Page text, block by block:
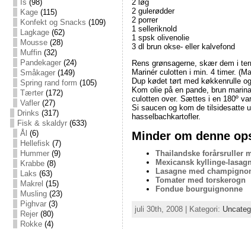
Is (98)
Kage(115)
Konfekt og Snacks (109)
Lagkage(62)
Mousse(28)
Muffin(32)
Pandekager(24)
Småkager(149)
Spring rand form (105)
Tærter(172)
Vafler(27)
Drinks (317)
Fisk & skaldyr(633)
Ål (6)
Hellefisk(7)
Hummer(9)
Krabbe(8)
Laks (63)
Makrel (15)
Musling(23)
Pighvar(3)
Rejer(80)
Rokke(4)
2 løg
2 gulerødder
2 porrer
1 selleriknold
1 spsk olivenolie
3 dl brun okse- eller kalvefond
Rens grønsagerne, skær dem i
Marinér culotten i min. 4 timer.
Dup kødet tørt med køkkenrulle
Kom olie på en pande, brun
culotten over. Sættes i en 180º
Si saucen og kom de tilsidesatte
hasselbachkartofler.
Minder om denne
Thailandske forårsruller
Mexicansk kyllinge-
Lasagne med
Tomater med torskerogn
Fondue bourguignonne
juli 30th, 2008 | Kategori: